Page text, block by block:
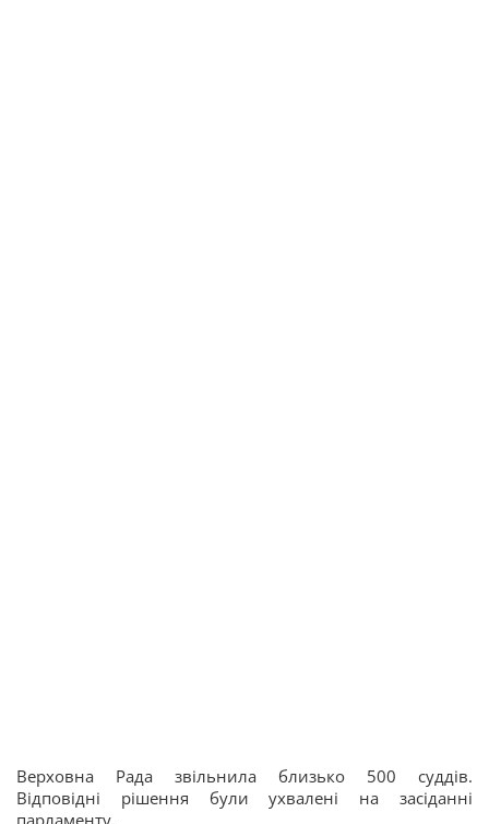
Верховна Рада звільнила близько 500 суддів.
Відповідні рішення були ухвалені на засіданні
парламенту.